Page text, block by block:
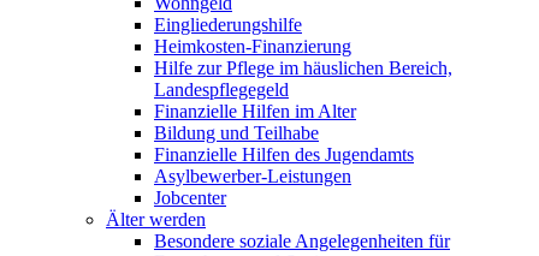
Eingliederungshilfe
Heimkosten-Finanzierung
Hilfe zur Pflege im häuslichen Bereich,
Landespflegegeld
Finanzielle Hilfen im Alter
Bildung und Teilhabe
Finanzielle Hilfen des Jugendamts
Asylbewerber-Leistungen
Jobcenter
Älter werden
Besondere soziale Angelegenheiten für